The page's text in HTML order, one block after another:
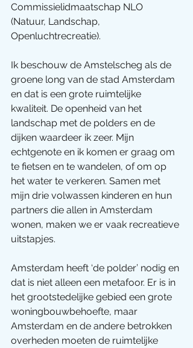
Commissielidmaatschap NLO
(Natuur, Landschap,
Openluchtrecreatie).
Ik beschouw de Amstelscheg als de
groene long van de stad Amsterdam
en dat is een grote ruimtelijke
kwaliteit. De openheid van het
landschap met de polders en de
dijken waardeer ik zeer. Mijn
echtgenote en ik komen er graag om
te fietsen en te wandelen, of om op
het water te verkeren. Samen met
mijn drie volwassen kinderen en hun
partners die allen in Amsterdam
wonen, maken we er vaak recreatieve
uitstapjes.
Amsterdam heeft ‘de polder’ nodig en
dat is niet alleen een metafoor. Er is in
het grootstedelijke gebied een grote
woningbouwbehoefte, maar
Amsterdam en de andere betrokken
overheden moeten de ruimtelijke